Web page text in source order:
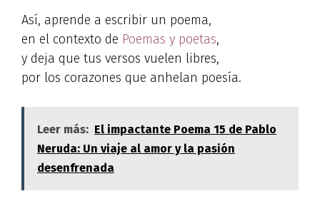
Así, aprende a escribir un poema,
en el contexto de Poemas y poetas,
y deja que tus versos vuelen libres,
por los corazones que anhelan poesía.
Leer más: El impactante Poema 15 de Pablo
Neruda: Un viaje al amor y la pasión
desenfrenada